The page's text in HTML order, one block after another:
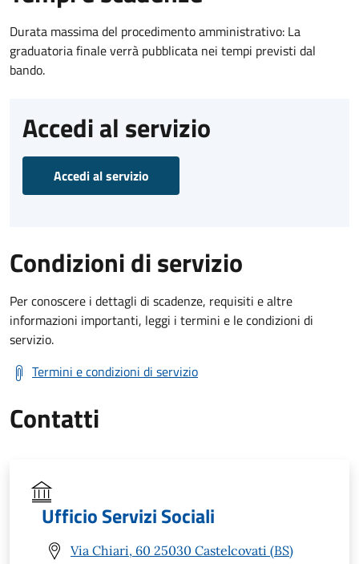
Durata massima del procedimento amministrativo: La
graduatoria finale verrà pubblicata nei tempi previsti dal
bando.
Accedi al servizio
Accedi al servizio
Condizioni di servizio
Per conoscere i dettagli di scadenze, requisiti e altre
informazioni importanti, leggi i termini e le condizioni di
servizio.
Termini e condizioni di servizio
Contatti
Ufficio Servizi Sociali
Via Chiari, 60 25030 Castelcovati (BS)